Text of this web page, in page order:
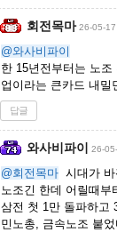
회전목마 26-05-
@와사비파이
한 15년전부터는 노
업이라는 큰카드 내밀
답글
와사비파이 26-
@회전목마 시대가
노조긴 한데 어릴때부
삼전 첫 1만 돌파하고
민노총, 금속노조 붙